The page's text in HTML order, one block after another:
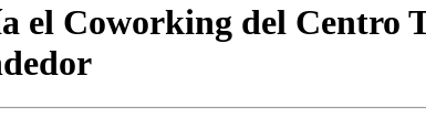
el Coworking del Centro